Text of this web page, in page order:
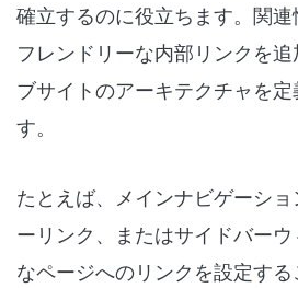
確立するのに役立ちます。関
フレンドリーな内部リンクを
ブサイトのアーキテクチャを
す。
たとえば、メインナビゲーシ
ーリンク、またはサイドバー
なページへのリンクを設定す